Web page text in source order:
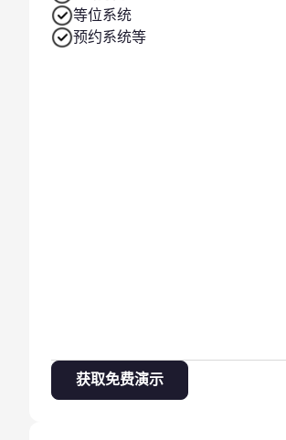
等位系统
预约系统等
获取免费演示